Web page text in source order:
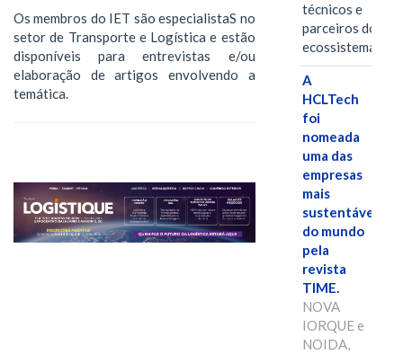
Os membros do IET são especialistaS no
setor de Transporte e Logística e estão
disponíveis para entrevistas e/ou
elaboração de artigos envolvendo a
temática.
técnicos e
parceiros do
ecossistema.…
A
HCLTech
foi
nomeada
uma das
empresas
mais
sustentáveis
do mundo
pela
revista
TIME.
NOVA
IORQUE e
NOIDA,